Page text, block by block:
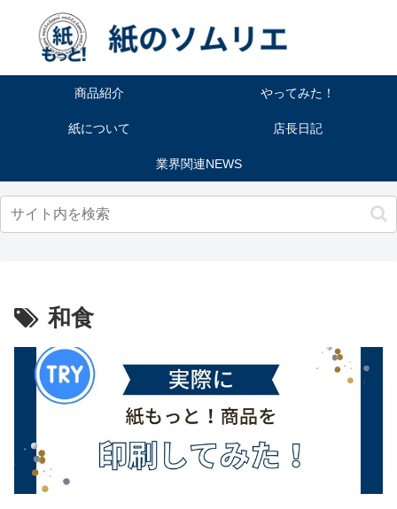
商品紹介 やってみた！
紙について 店長日記
業界関連NEWS
和食